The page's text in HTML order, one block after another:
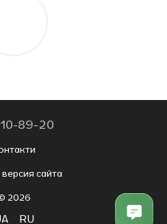
89-20
сайта
2026
RU